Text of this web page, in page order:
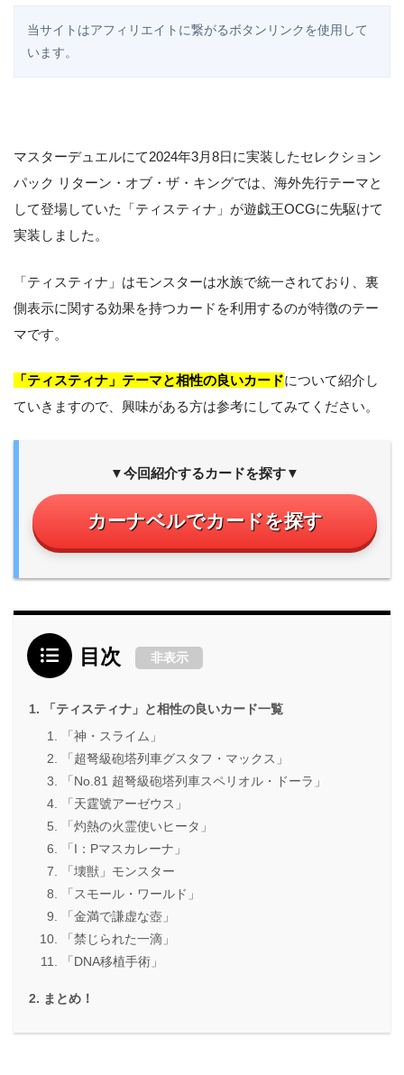
当サイトはアフィリエイトに繋がるボタンリンクを使用して
います。
マスターデュエルにて2024年3月8日に実装したセレクション
パック リターン・オブ・ザ・キングでは、海外先行テーマと
して登場していた「ティスティナ」が遊戯王OCGに先駆けて
実装しました。
「ティスティナ」はモンスターは水族で統一されており、裏
側表示に関する効果を持つカードを利用するのが特徴のテー
マです。
「ティスティナ」テーマと相性の良いカードについて紹介し
ていきますので、興味がある方は参考にしてみてください。
▼今回紹介するカードを探す▼
カーナベルでカードを探す
目次 非表示
「ティスティナ」と相性の良いカード一覧
「神・スライム」
「超弩級砲塔列車グスタフ・マックス」
「No.81 超弩級砲塔列車スペリオル・ドーラ」
「天霆號アーゼウス」
「灼熱の火霊使いヒータ」
「I：Pマスカレーナ」
「壊獣」モンスター
「スモール・ワールド」
「金満で謙虚な壺」
「禁じられた一滴」
「DNA移植手術」
まとめ！